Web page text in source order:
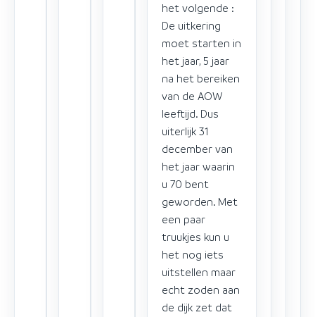
het volgende :
De uitkering
moet starten in
het jaar, 5 jaar
na het bereiken
van de AOW
leeftijd. Dus
uiterlijk 31
december van
het jaar waarin
u 70 bent
geworden. Met
een paar
truukjes kun u
het nog iets
uitstellen maar
echt zoden aan
de dijk zet dat